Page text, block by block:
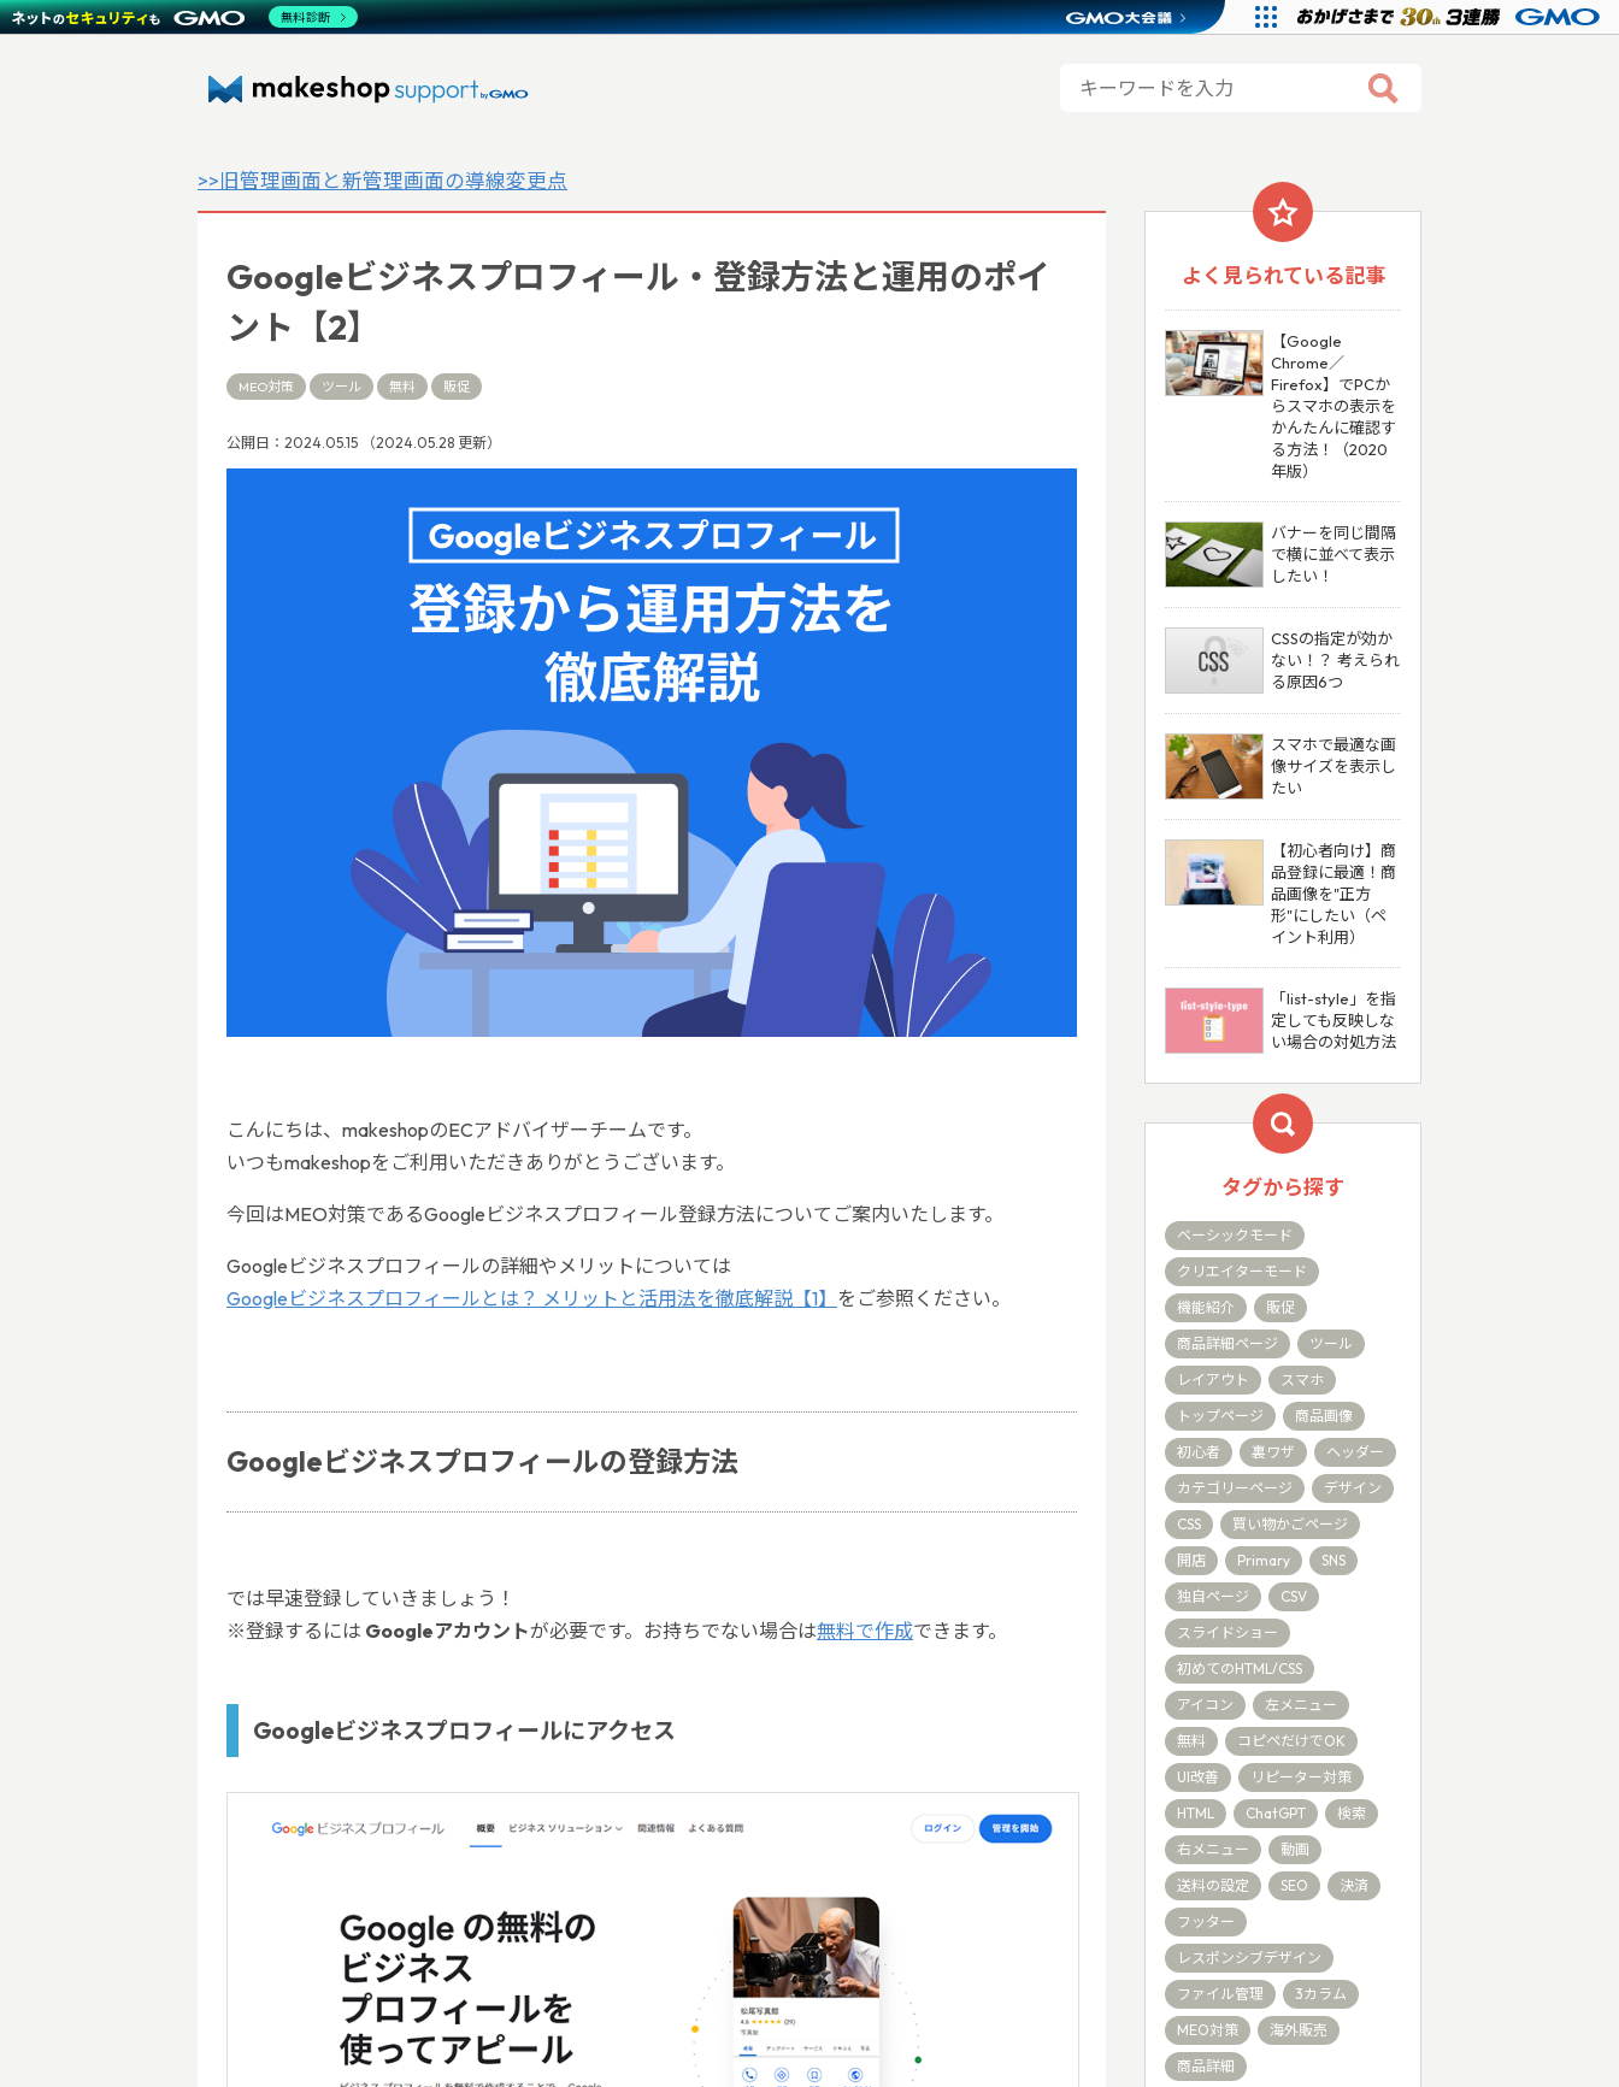
>>旧管理画面と新管理画面の導線変更点
Googleビジネスプロフィール・登録方法と運用のポイ
ント【2】
MEO対策 ツール 無料 販促
公開日：2024.05.15 （2024.05.28 更新）
こんにちは、makeshopのECアドバイザーチームです。
いつもmakeshopをご利用いただきありがとうございます。
今回はMEO対策であるGoogleビジネスプロフィール登録方法についてご案内いたします。
Googleビジネスプロフィールの詳細やメリットについては
Googleビジネスプロフィールとは？ メリットと活用法を徹底解説【1】 をご参照ください。
Googleビジネスプロフィールの登録方法
では早速登録していきましょう！
※登録するには Googleアカウントが必要です。お持ちでない場合は無料で作成できます。
Googleビジネスプロフィールにアクセス
よく見られている記事
【Google
Chrome／
Firefox】でPCか
らスマホの表示を
かんたんに確認す
る方法！（2020
年版）
バナーを同じ間隔
で横に並べて表示
したい！
CSSの指定が効か
ない！？ 考えられ
る原因6つ
スマホで最適な画
像サイズを表示し
たい
【初心者向け】商
品登録に最適！商
品画像を"正方
形"にしたい（ペ
イント利用）
「list-style」を指
定しても反映しな
い場合の対処方法
タグから探す
ベーシックモード
クリエイターモード
機能紹介
販促
商品詳細ページ
ツール
レイアウト
スマホ
トップページ
商品画像
初心者
裏ワザ
ヘッダー
カテゴリーページ
デザイン
CSS
買い物かごページ
開店
Primary
SNS
独自ページ
CSV
スライドショー
初めてのHTML/CSS
アイコン
左メニュー
無料
コピペだけでOK
UI改善
リピーター対策
HTML
ChatGPT
検索
右メニュー
動画
送料の設定
SEO
決済
フッター
レスポンシブデザイン
ファイル管理
3カラム
MEO対策
海外販売
商品詳細
無料診断